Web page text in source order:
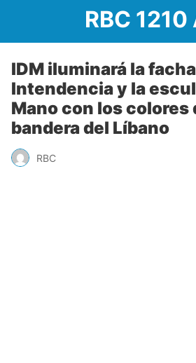
RBC 1210
IDM iluminará la
Intendencia y la
Mano con los colores
bandera del Líbano
RBC